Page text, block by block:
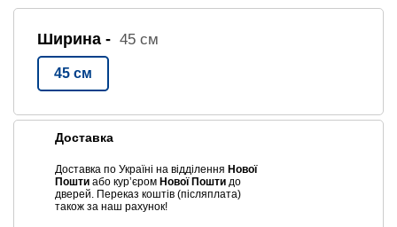
Ширина - 45 см
45 см
Доставка
Доставка по Україні на відділення Нової
Пошти або курʼєром Нової Пошти до
дверей. Переказ коштів (післяплата)
також за наш рахунок!